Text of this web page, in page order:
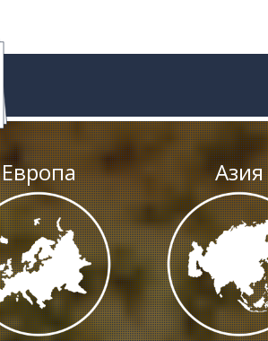
Европа Азия